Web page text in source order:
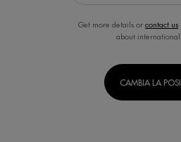
Get more details or contact us
about international
CAMBIA LA